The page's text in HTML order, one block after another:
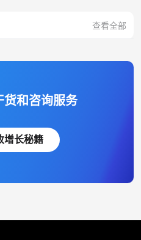
查看全部
货和咨询服务
增长秘籍